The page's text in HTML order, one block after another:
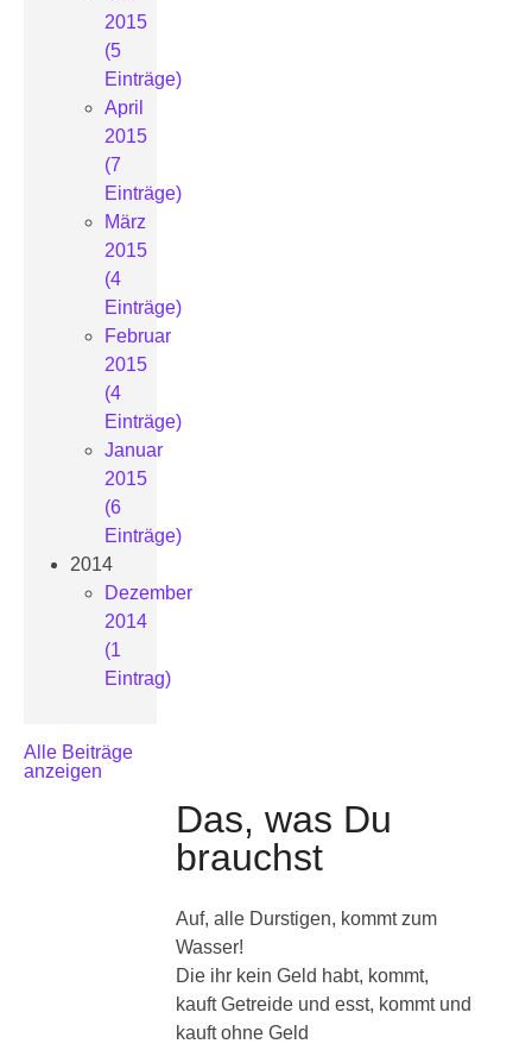
2015
(5
Einträge)
April
2015
(7
Einträge)
März
2015
(4
Einträge)
Februar
2015
(4
Einträge)
Januar
2015
(6
Einträge)
2014
Dezember
2014
(1
Eintrag)
Alle Beiträge
anzeigen
Das, was Du
brauchst
Auf, alle Durstigen, kommt zum
Wasser!
Die ihr kein Geld habt, kommt,
kauft Getreide und esst, kommt und
kauft ohne Geld